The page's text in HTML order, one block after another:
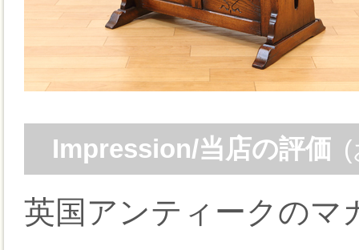
Impression/当店の評価
英国アンティークのマ